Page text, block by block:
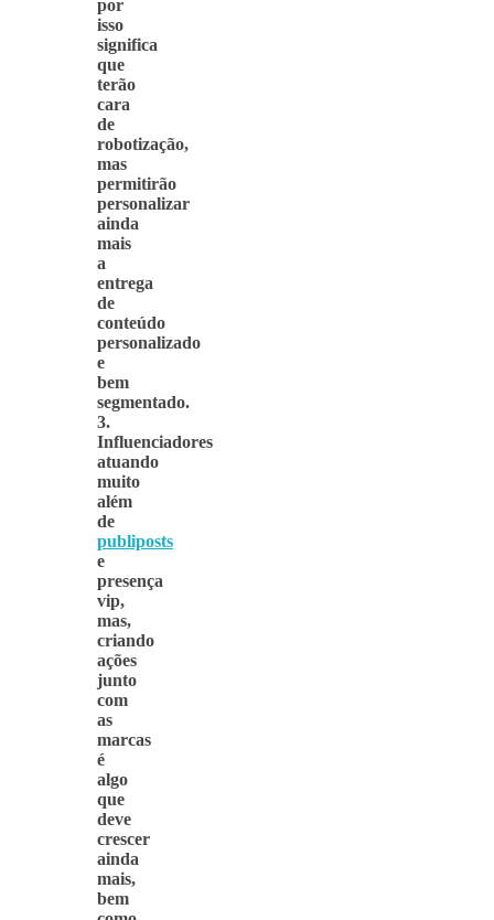
por
isso
significa
que
terão
cara
de
robotização,
mas
permitirão
personalizar
ainda
mais
a
entrega
de
conteúdo
personalizado
e
bem
segmentado.
3.
Influenciadores
atuando
muito
além
de
publiposts
e
presença
vip,
mas,
criando
ações
junto
com
as
marcas
é
algo
que
deve
crescer
ainda
mais,
bem